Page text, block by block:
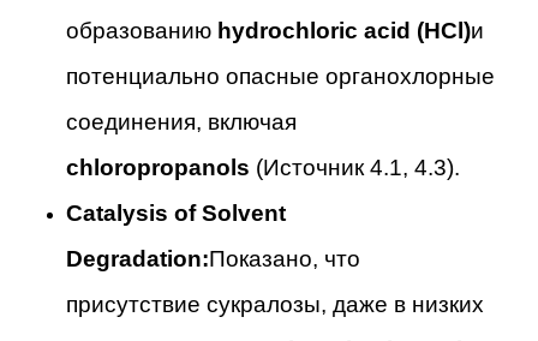
образованию hydrochloric acid (HCl)и
потенциально опасные органохлорные
соединения, включая
chloropropanols (Источник 4.1, 4.3).
Catalysis of Solvent
Degradation:Показано, что
присутствие сукралозы, даже в низких